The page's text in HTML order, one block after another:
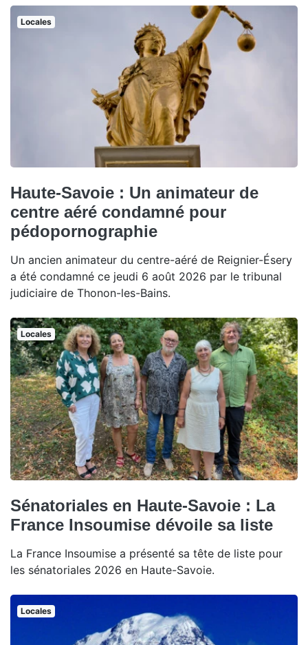
Locales
Haute-Savoie : Un animateur de
centre aéré condamné pour
pédopornographie
Un ancien animateur du centre-aéré de Reignier-Ésery
a été condamné ce jeudi 6 août 2026 par le tribunal
judiciaire de Thonon-les-Bains.
Locales
Sénatoriales en Haute-Savoie : La
France Insoumise dévoile sa liste
La France Insoumise a présenté sa tête de liste pour
les sénatoriales 2026 en Haute-Savoie.
Locales